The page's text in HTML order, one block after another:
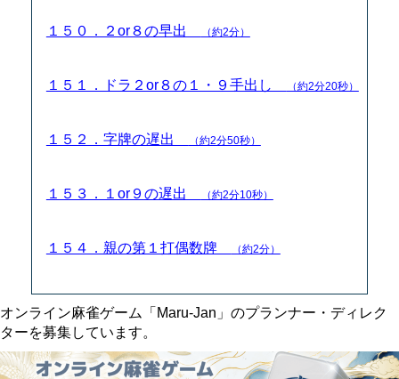
１５０．２or８の早出 （約2分）
１５１．ドラ２or８の１・９手出し （約2分20秒）
１５２．字牌の遅出 （約2分50秒）
１５３．１or９の遅出 （約2分10秒）
１５４．親の第１打偶数牌 （約2分）
オンライン麻雀ゲーム「Maru-Jan」のプランナー・ディレク
ターを募集しています。